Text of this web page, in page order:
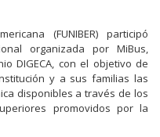
(FUNIBER) participó
organizada por MiBus,
DIGECA, con el objetivo de
y a sus familias las
disponibles a través de los
promovidos por la